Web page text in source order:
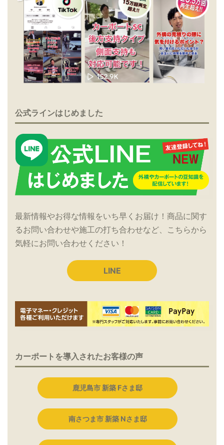
公式ラインはじめました
最新情報やお得な情報をいち早くお届け！商品に関す
るお問い合わせや施工の打ち合わせなど、こちらから
気軽にお問い合わせください！
LINE
カーポートを導入されたお客様の声
鹿児島市 新築 Fさま邸
南さつま市 新築 Nさま邸